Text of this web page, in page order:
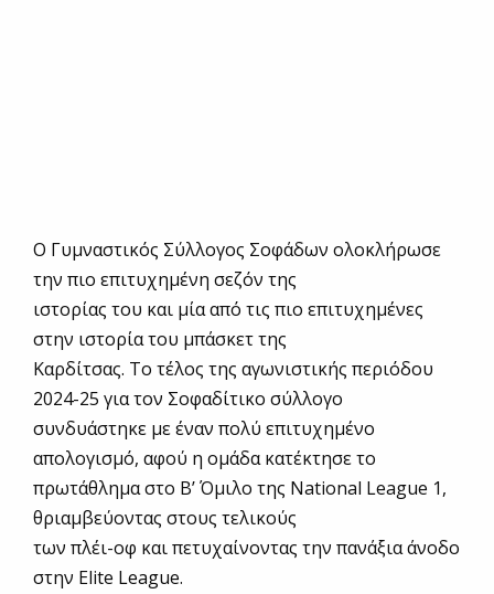
Ο Γυμναστικός Σύλλογος Σοφάδων ολοκλήρωσε
την πιο επιτυχημένη σεζόν της
ιστορίας του και μία από τις πιο επιτυχημένες
στην ιστορία του μπάσκετ της
Καρδίτσας. Το τέλος της αγωνιστικής περιόδου
2024-25 για τον Σοφαδίτικο σύλλογο
συνδυάστηκε με έναν πολύ επιτυχημένο
απολογισμό, αφού η ομάδα κατέκτησε το
πρωτάθλημα στο Β’ Όμιλο της National League 1,
θριαμβεύοντας στους τελικούς
των πλέι-οφ και πετυχαίνοντας την πανάξια άνοδο
στην Elite League.